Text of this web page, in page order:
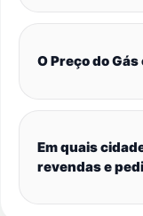
O Preço do
Em quais
revendas e